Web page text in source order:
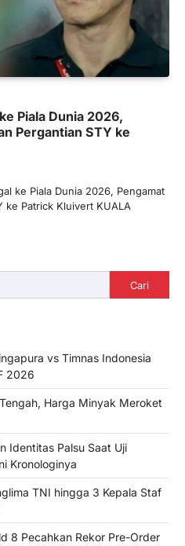
Piala Dunia 2026,
Pergantian STY ke
ke Piala Dunia 2026, Pengamat
ke Patrick Kluivert KUALA
Cari
vs Timnas Indonesia
2026
Harga Minyak Meroket
Identitas Palsu Saat Uji
Kronologinya
TNI hingga 3 Kepala Staf
8 Pecahkan Rekor Pre-Order